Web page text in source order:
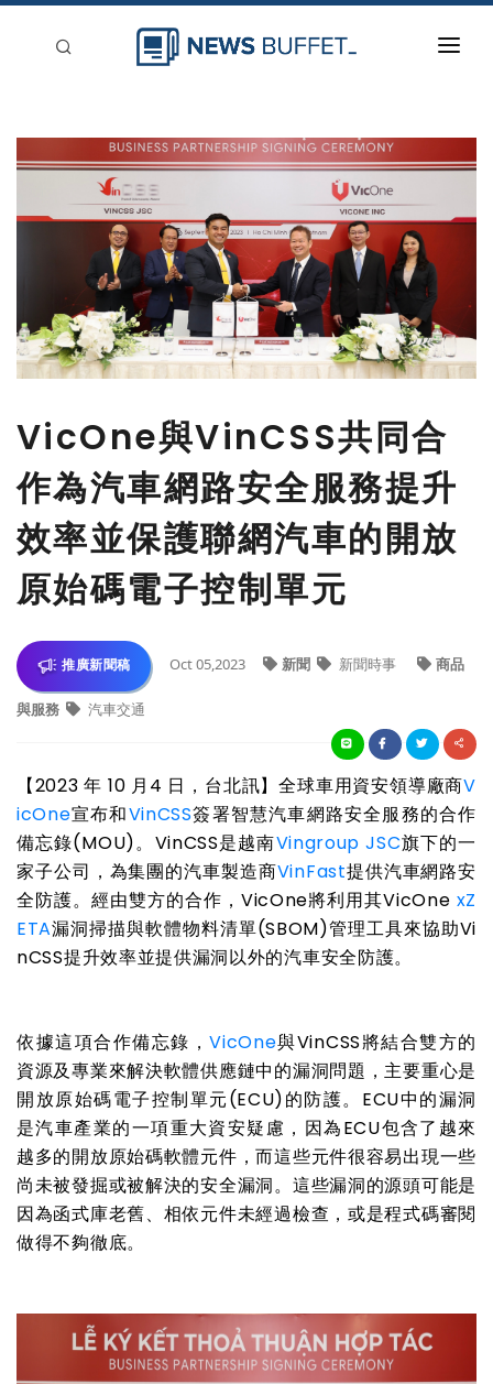
新聞稿分類
VicOne與VinCSS共同合
作為汽車網路安全服務提升
效率並保護聯網汽車的開放
原始碼電子控制單元
推廣新聞稿 Oct 05,2023 新聞 新聞時事 商品
與服務 汽車交通
【2023 年 10 月4 日，台北訊】全球車用資安領導廠商V
icOne宣布和VinCSS簽署智慧汽車網路安全服務的合作
備忘錄(MOU)。VinCSS是越南Vingroup JSC旗下的一
家子公司，為集團的汽車製造商VinFast提供汽車網路安
全防護。經由雙方的合作，VicOne將利用其VicOne xZ
ETA漏洞掃描與軟體物料清單(SBOM)管理工具來協助Vi
nCSS提升效率並提供漏洞以外的汽車安全防護。
依據這項合作備忘錄，VicOne與VinCSS將結合雙方的
資源及專業來解決軟體供應鏈中的漏洞問題，主要重心是
開放原始碼電子控制單元(ECU)的防護。ECU中的漏洞
是汽車產業的一項重大資安疑慮，因為ECU包含了越來
越多的開放原始碼軟體元件，而這些元件很容易出現一些
尚未被發掘或被解決的安全漏洞。這些漏洞的源頭可能是
因為函式庫老舊、相依元件未經過檢查，或是程式碼審閱
做得不夠徹底。